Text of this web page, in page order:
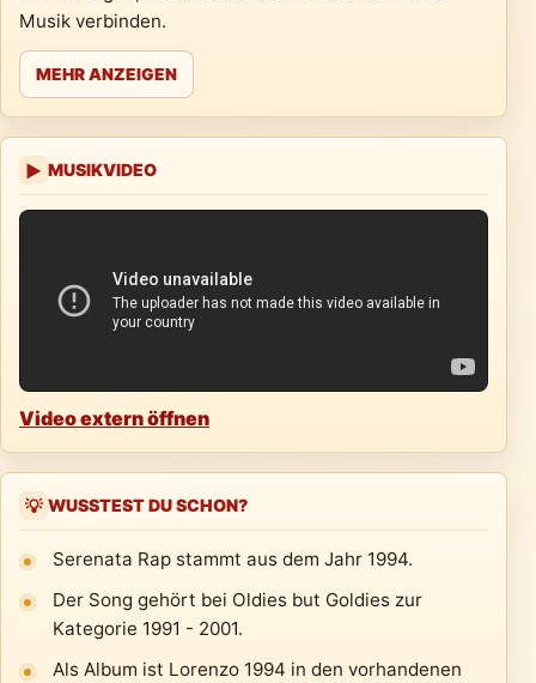
Musik verbinden.
MEHR ANZEIGEN
▶ MUSIKVIDEO
Video extern öffnen
💡 WUSSTEST DU SCHON?
Serenata Rap stammt aus dem Jahr 1994.
Der Song gehört bei Oldies but Goldies zur
Kategorie 1991 - 2001.
Als Album ist Lorenzo 1994 in den vorhandenen